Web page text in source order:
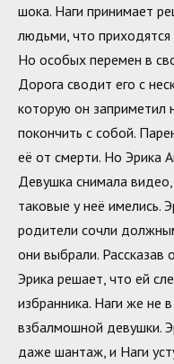
шока. Наги принимает
людьми, что
Но особых перемен в
Дорога сводит его с
которую он заприметил
покончить с собой.
её от смерти. Но Эрика
Девушка снимала
таковые у неё имелись.
родители сочли
они выбрали. Рассказав
Эрика решает, что ей
избранника. Наги же не
взбалмошной девушки.
даже шантаж, и Наги